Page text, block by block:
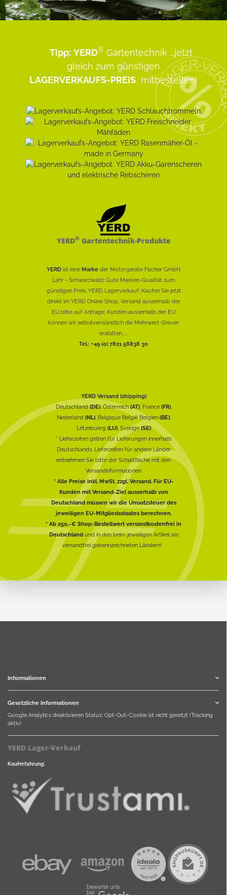
Tipp: YERD® Gartentechnik ...jetzt
gleich zum günstigen
LAGERVERKAUFS-PREIS mitbestellen!
YERD®Gartentechnik-Produkte
YERD ist eine Marke der Motorgeräte Fischer GmbH
Lahr - Schwarzwald: Gute Marken-Qualität zum
günstigen Preis. YERD Lagerverkauf: Kaufen Sie jetzt
direkt im YERD Online Shop. Versand ausserhalb der
EU bitte auf Anfrage. Kunden ausserhalb der EU
können wir selbstverständlich die Mehrwert-Steuer
erstatten......
Tel.: +49 (0) 7821 58838 30
YERD Versand (shipping)
Deutschland(DE), Österreich(AT), France (FR),
Nederland (NL), Belgique België Belgien (BE),
Lëtzebuerg (LU), Sverige(SE)
* Lieferzeiten gelten für Lieferungen innerhalb
Deutschlands, Lieferzeiten für andere Länder
entnehmen Sie bitte der Schaltfläche mit den
Versandinformationen
* Alle Preise inkl. MwSt. zzgl. Versand. Für EU-
Kunden mit Versand-Ziel ausserhalb von
Deutschland müssen wir die Umsatzsteuer des
jeweiligen EU-Mitgliedsstaates berechnen.
* Ab 250,-€ Shop-Bestellwert versandkostenfrei in
Deutschlandund in den beim jeweiligen Artikel als
versandfrei gekennzeichneten Ländern!
Informationen
Gesetzliche Informationen
Google Analytics deaktivieren Status: Opt-Out-Cookie ist nicht gesetzt (Tracking
aktiv)
YERD Lager-Verkauf
Kauferfahrung: